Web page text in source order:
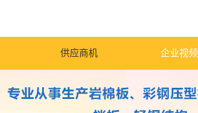
供应商机 企业视频